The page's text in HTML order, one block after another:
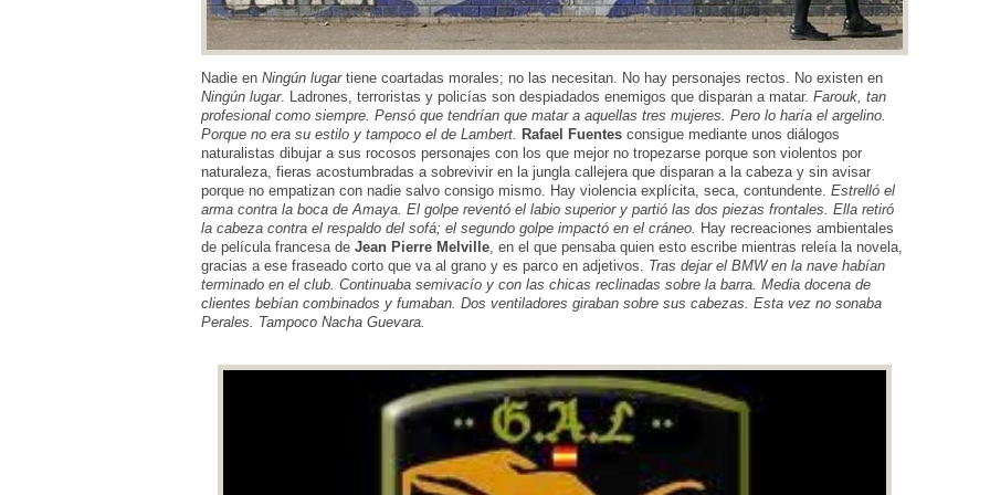
Nadie en Ningún lugartiene coartadas morales; no las necesitan. No hay personajes rectos. No existen en
Ningún lugar. Ladrones, terroristas y policías son despiadados enemigos que disparan a matar. Farouk, tan
profesional como siempre. Pensó que tendrían que matar a aquellas tres mujeres. Pero lo haría el argelino.
Porque no era su estilo y tampoco el de Lambert. Rafael Fuentes consigue mediante unos diálogos
naturalistas dibujar a sus rocosos personajes con los que mejor no tropezarse porque son violentos por
naturaleza, fieras acostumbradas a sobrevivir en la jungla callejera que disparan a la cabeza y sin avisar
porque no empatizan con nadie salvo consigo mismo. Hay violencia explícita, seca, contundente. Estrelló el
arma contra la boca de Amaya. El golpe reventó el labio superior y partió las dos piezas frontales. Ella retiró
la cabeza contra el respaldo del sofá; el segundo golpe impactó en el cráneo. Hay recreaciones ambientales
de película francesa de Jean Pierre Melville, en el que pensaba quien esto escribe mientras releía la novela,
gracias a ese fraseado corto que va al grano y es parco en adjetivos. Tras dejar el BMW en la nave habían
terminado en el club. Continuaba semivacío y con las chicas reclinadas sobre la barra. Media docena de
clientes bebían combinados y fumaban. Dos ventiladores giraban sobre sus cabezas. Esta vez no sonaba
Perales. Tampoco Nacha Guevara.